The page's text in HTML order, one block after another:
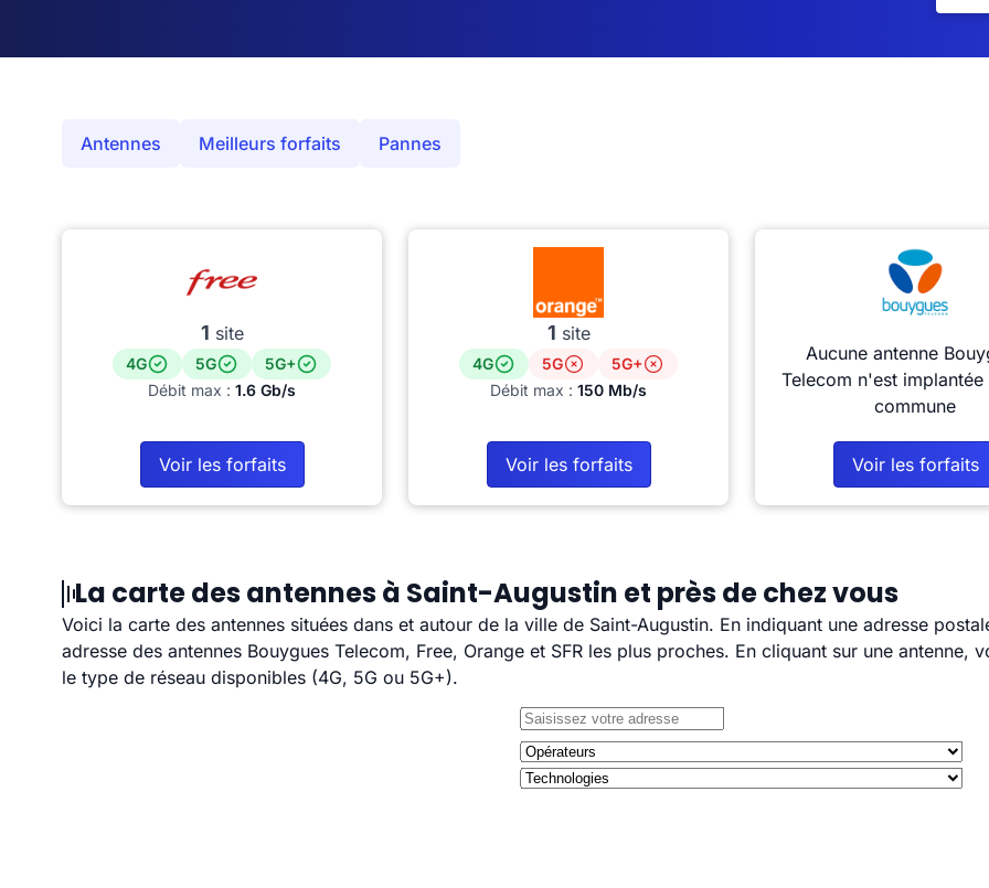
Antennes Meilleurs forfaits Pannes
1 site
4G 5G
5G+
Débit max : 1.6 Gb/s
Voir les forfaits
1 site
4G 5G
5G+
Débit max : 150 Mb/s
Voir les forfaits
Aucune antenne
Telecom n'est implantée
commune
Voir les forfaits
La carte des antennes à Saint-Augustin et près de chez vous
Voici la carte des antennes situées dans et autour de la ville de Saint-Augustin. En indiquant une adresse
adresse des antennes Bouygues Telecom, Free, Orange et SFR les plus proches. En cliquant sur une
le type de réseau disponibles (4G, 5G ou 5G+).